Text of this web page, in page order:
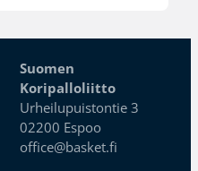
Suomen
Koripalloliitto
Urheilupuistontie 3
02200 Espoo
office@basket.fi